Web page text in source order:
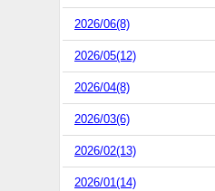
2026/06(8)
2026/05(12)
2026/04(8)
2026/03(6)
2026/02(13)
2026/01(14)